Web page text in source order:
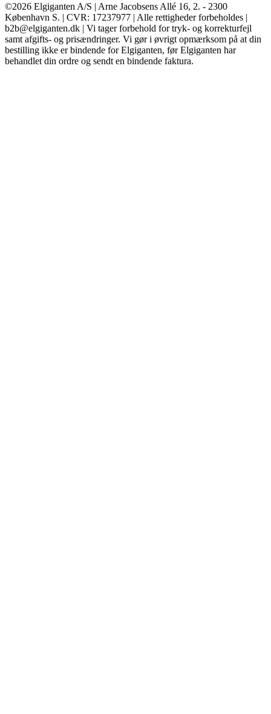
©2026 Elgiganten A/S | Arne Jacobsens Allé 16, 2. - 2300
København S. | CVR: 17237977 | Alle rettigheder forbeholdes |
b2b@elgiganten.dk | Vi tager forbehold for tryk- og korrekturfejl
samt afgifts- og prisændringer. Vi gør i øvrigt opmærksom på at din
bestilling ikke er bindende for Elgiganten, før Elgiganten har
behandlet din ordre og sendt en bindende faktura.